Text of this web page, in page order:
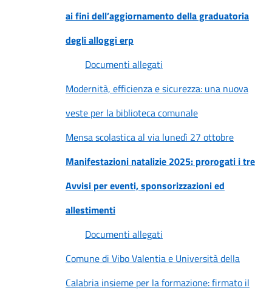
ai fini dell’aggiornamento della graduatoria
degli alloggi erp
Documenti allegati
Modernità, efficienza e sicurezza: una nuova
veste per la biblioteca comunale
Mensa scolastica al via lunedì 27 ottobre
Manifestazioni natalizie 2025: prorogati i tre
Avvisi per eventi, sponsorizzazioni ed
allestimenti
Documenti allegati
Comune di Vibo Valentia e Università della
Calabria insieme per la formazione: firmato il